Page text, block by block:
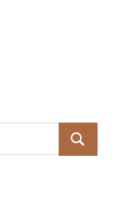
SUCHEN